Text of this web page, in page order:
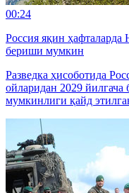
00:24
Россия яқин
бериши мумкин
Разведка ҳисоботида
ойларидан 2029
мумкинлиги қайд